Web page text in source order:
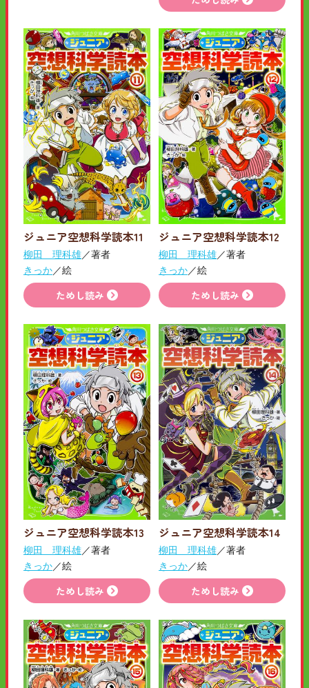
ジュニア空想科学読本11
柳田 理科雄／著者
きっか／絵
ためし読み
ジュニア空想科学読本12
柳田 理科雄／著者
きっか／絵
ためし読み
ジュニア空想科学読本13
柳田 理科雄／著者
きっか／絵
ためし読み
ジュニア空想科学読本14
柳田 理科雄／著者
きっか／絵
ためし読み